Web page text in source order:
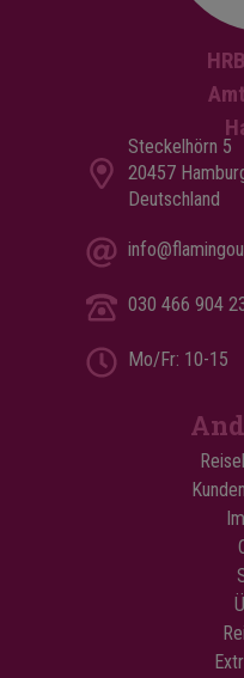
Steckelhörn 5
20457
Deutschland
030 466 904
Mo/Fr: 10-15